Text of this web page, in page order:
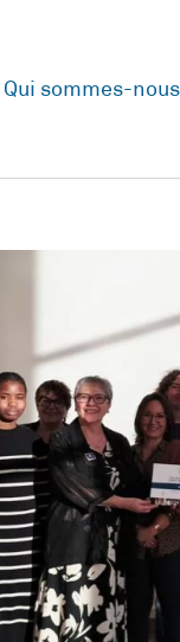
Qui sommes-